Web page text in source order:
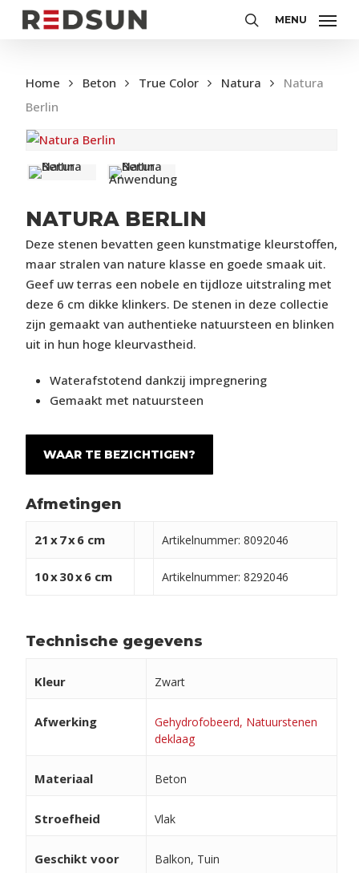
Skip
MENU
Home Beton True Color Natura
Natura
Berlin
NATURA BERLIN
Deze stenen bevatten geen kunstmatige kleurstoffen,
maar stralen van nature klasse en goede smaak uit.
Geef uw terras een nobele en tijdloze uitstraling met
deze 6 cm dikke klinkers. De stenen in deze collectie
zijn gemaakt van authentieke natuursteen en blinken
uit in hun hoge kleurvastheid.
Waterafstotend dankzij impregnering
Gemaakt met natuursteen
WAAR TE BEZICHTIGEN?
Afmetingen
21 x7x6 cm Artikelnummer: 8092046
10x30x6 cm Artikelnummer: 8292046
Technische gegevens
Kleur Zwart
Afwerking
Gehydrofobeerd, Natuurstenen
deklaag
Materiaal Beton
Stroefheid Vlak
Geschikt voor Balkon, Tuin